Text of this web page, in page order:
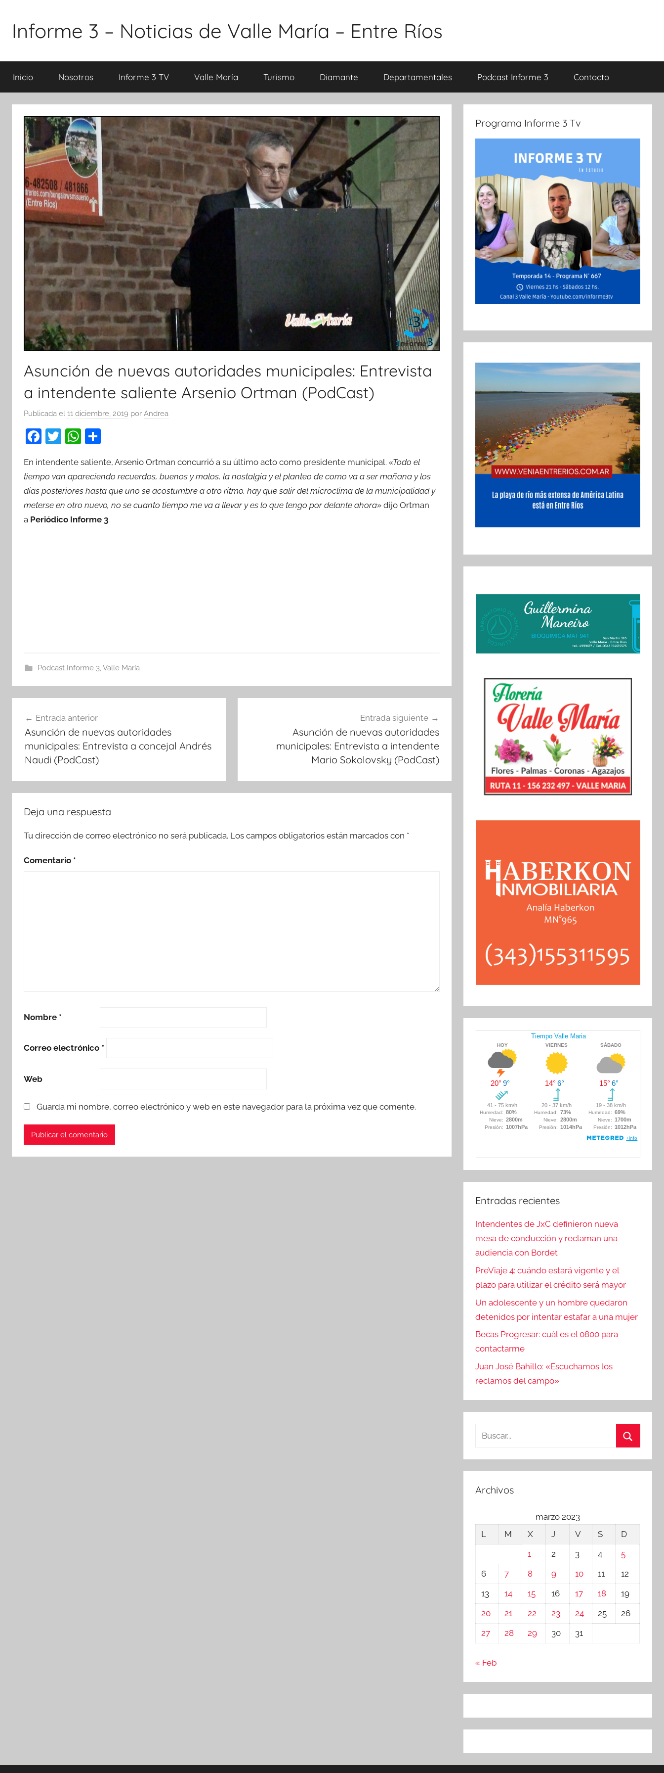
contenido
Informe 3 – Noticias de Valle María – Entre Ríos
Inicio Nosotros Informe 3 TV Valle María Turismo Diamante Departamentales Podcast Informe 3 Contacto
Asunción de nuevas autoridades municipales: Entrevista
a intendente saliente Arsenio Ortman (PodCast)
Publicada el 11 diciembre, 2019 por Andrea
F
c
e
b
o
T
itt
er
W
at
s
A
p
m
p
ar
tir
En intendente saliente, Arsenio Ortman concurrió a su último acto como presidente municipal. «Todo el
tiempo van apareciendo recuerdos, buenos y malos, la nostalgia y el planteo de como va a ser mañana y los
días posteriores hasta que uno se acostumbre a otro ritmo, hay que salir del microclima de la municipalidad y
meterse en otro nuevo, no se cuanto tiempo me va a llevar y es lo que tengo por delante ahora» dijo Ortman
a Periódico Informe 3.
Podcast Informe 3,Valle María
de
entradas
Entrada anterior
Asunción de nuevas autoridades
municipales: Entrevista a concejal Andrés
Naudi (PodCast)
Entrada siguiente
Asunción de nuevas autoridades
municipales: Entrevista a intendente
Mario Sokolovsky (PodCast)
Deja una respuesta
Tu dirección de correo electrónico no será publicada. Los campos obligatorios están marcados con *
Comentario *
Nombre *
Correo electrónico *
Web
Guarda mi nombre, correo electrónico y web en este navegador para la próxima vez que comente.
Programa Informe 3 Tv
Entradas recientes
Intendentes de JxC definieron nueva
mesa de conducción y reclaman una
audiencia con Bordet
PreViaje 4: cuándo estará vigente y el
plazo para utilizar el crédito será mayor
Un adolescente y un hombre quedaron
detenidos por intentar estafar a una mujer
Becas Progresar: cuál es el 0800 para
contactarme
Juan José Bahillo: «Escuchamos los
reclamos del campo»
Buscar:
Archivos
marzo 2023
L
M X J V S
D
1
2 3 4
5
6
7 8 9 10 11
12
13
14 15 16 17 18
19
20
21 22 23 24 25
26
27
28 29 30 31
« Feb